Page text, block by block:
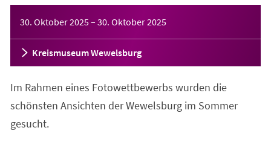
30. Oktober 2025– 30. Oktober 2025
Kreismuseum Wewelsburg
Im Rahmen eines Fotowettbewerbs wurden die
schönsten Ansichten der Wewelsburg im Sommer
gesucht.